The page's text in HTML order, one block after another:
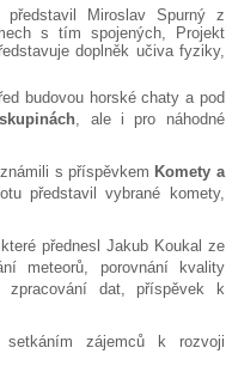
představil Miroslav Spurný z
s tím spojených, Projekt
doplněk učiva fyziky,
budovou horské chaty a pod
, ale i pro náhodné
s příspěvkem Komety a
představil vybrané komety,
přednesl Jakub Koukal ze
meteorů, porovnání kvality
zpracování dat, příspěvek k
zájemců k rozvoji